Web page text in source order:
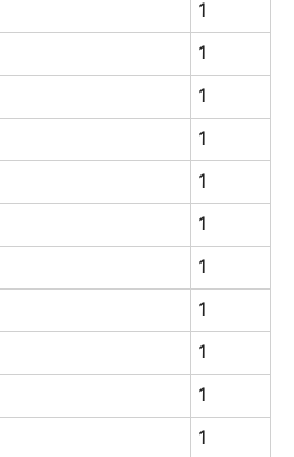
1
1
1
1
1
1
1
1
1
1
1